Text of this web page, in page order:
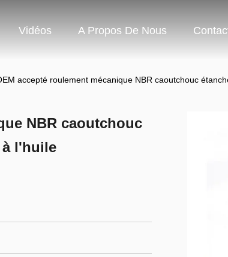
Vidéos A Propos De Nous
accepté roulement mécanique NBR caoutchouc
NBR caoutchouc
à l'huile